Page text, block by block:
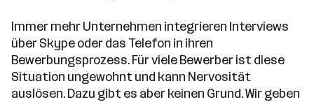
Immer mehr Unternehmen integrieren Interviews
über Skype oder das Telefon in ihren
Bewerbungsprozess. Für viele Bewerber ist diese
Situation ungewohnt und kann Nervosität
auslösen. Dazu gibt es aber keinen Grund. Wir geben